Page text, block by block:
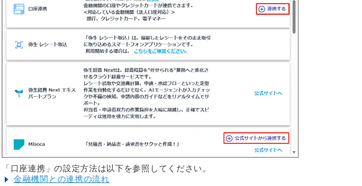
「口座連携」の設定方法は以下を参照してください。
金融機関との連携の流れ